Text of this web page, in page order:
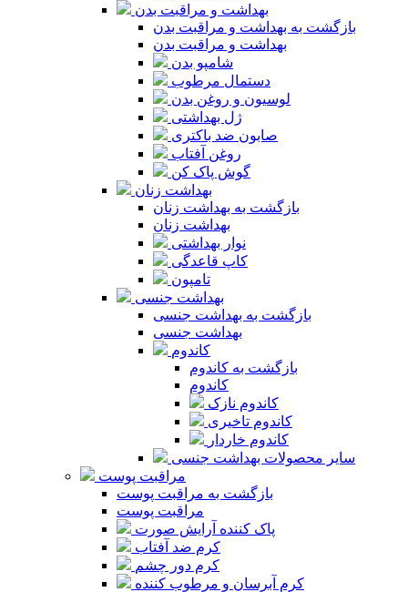
بهداشت و مراقبت بدن
بازگشت به بهداشت و مراقبت بدن
بهداشت و مراقبت بدن
شامپو بدن
دستمال مرطوب
لوسیون و روغن بدن
ژل بهداشتی
صابون ضد باکتری
روغن آفتاب
گوش پاک کن
بهداشت زنان
بازگشت به بهداشت زنان
بهداشت زنان
نوار بهداشتی
کاپ قاعدگی
تامپون
بهداشت جنسی
بازگشت به بهداشت جنسی
بهداشت جنسی
کاندوم
بازگشت به کاندوم
کاندوم
کاندوم نازک
کاندوم تاخیری
کاندوم خاردار
سایر محصولات بهداشت جنسی
مراقبت پوست
بازگشت به مراقبت پوست
مراقبت پوست
پاک کننده آرایش صورت
کرم ضد آفتاب
کرم دور چشم
کرم آبرسان و مرطوب کننده